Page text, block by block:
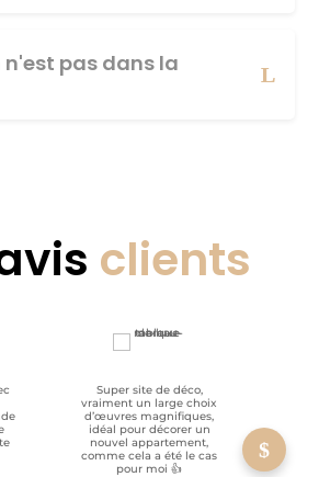
pas dans la
clients
Super site de déco,
vraiment un large choix
d’œuvres magnifiques,
idéal pour décorer un
nouvel appartement,
comme cela a été le cas
pour moi 👍